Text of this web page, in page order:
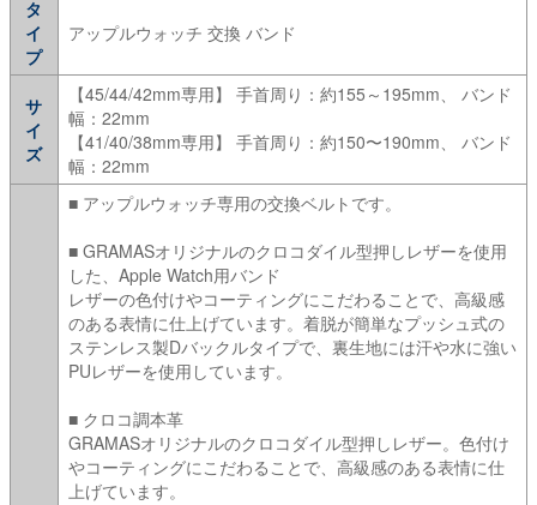
タ
イ
プ
アップルウォッチ 交換 バンド
サ
イ
ズ
【45/44/42mm専用】 手首周り：約155～195mm、 バンド
幅：22mm
【41/40/38mm専用】 手首周り：約150〜190mm、 バンド
幅：22mm
■ アップルウォッチ専用の交換ベルトです。
■ GRAMASオリジナルのクロコダイル型押しレザーを使用
した、Apple Watch用バンド
レザーの色付けやコーティングにこだわることで、高級感
のある表情に仕上げています。着脱が簡単なプッシュ式の
ステンレス製Dバックルタイプで、裏生地には汗や水に強い
PUレザーを使用しています。
■ クロコ調本革
GRAMASオリジナルのクロコダイル型押しレザー。色付け
やコーティングにこだわることで、高級感のある表情に仕
上げています。